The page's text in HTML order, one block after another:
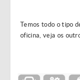
Temos todo o tipo
oficina, veja os